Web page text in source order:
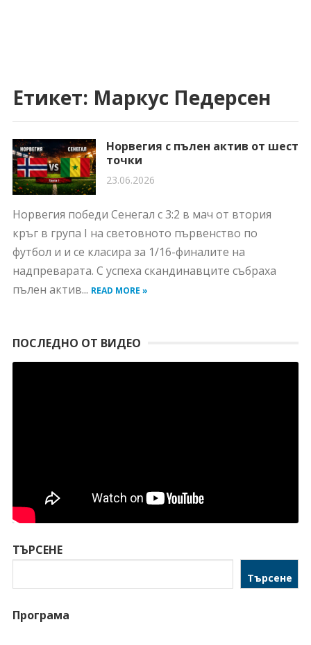
Етикет: Маркус Педерсен
Норвегия с пълен актив от шест
точки
23.06.2026
Норвегия победи Сенегал с 3:2 в мач от втория
кръг в група I на световното първенство по
футбол и и се класира за 1/16-финалите на
надпреварата. С успеха скандинавците събраха
пълен актив... READ MORE »
ПОСЛЕДНО ОТ ВИДЕО
ТЪРСЕНЕ
Търсене
Програма